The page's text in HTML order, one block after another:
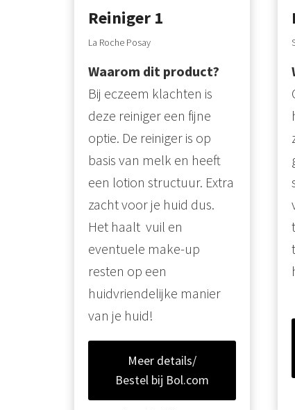
Reiniger 1
La Roche Posay
Waarom dit product?
Bij eczeem klachten is
deze reiniger een fijne
optie. De reiniger is op
basis van melk en heeft
een lotion structuur. Extra
zacht voor je huid dus.
Het haalt vuil en
eventuele make-up
resten op een
huidvriendelijke manier
van je huid!
Meer details/
Bestel bij Bol.com